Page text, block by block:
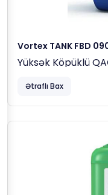
Vortex TANK FBD
Yüksək Köpüklü
Ətraflı Bax